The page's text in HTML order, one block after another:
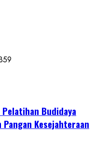
Budidaya
Kesejahteraan